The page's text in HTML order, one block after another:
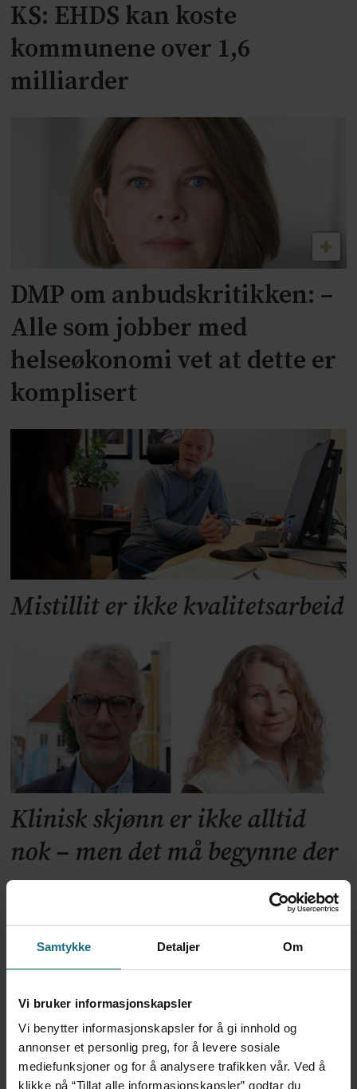
Samtykke Detaljer Om
Vi bruker informasjonskapsler
Vi benytter informasjonskapsler for å gi innhold og
annonser et personlig preg, for å levere sosiale
mediefunksjoner og for å analysere trafikken vår. Ved å
klikke på “Tillat alle informasjonskapsler” godtar du
KS: EHDS kan koste
kommunene over 1,6
milliarder
DMP om anbudskritikken: –
Alle som jobber med
helseøkonomi vet at dette er
komplisert
Mistillit er ikke kvalitetsarbeid
Klinisk skjønn er ikke alltid
nok – men det må begynne der
Fastlegestanden vil tjene på å